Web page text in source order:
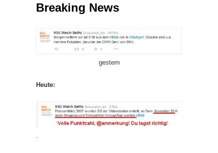
Breaking News
gestern
Heute:
.